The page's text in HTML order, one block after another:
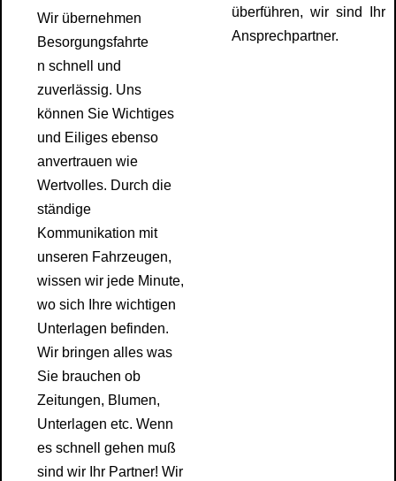
überführen, wir sind Ihr
Ansprechpartner.
Wir übernehmen
Besorgungsfahrte
n schnell und
zuverlässig. Uns
können Sie Wichtiges
und Eiliges ebenso
anvertrauen wie
Wertvolles. Durch die
ständige
Kommunikation mit
unseren Fahrzeugen,
wissen wir jede Minute,
wo sich Ihre wichtigen
Unterlagen befinden.
Wir bringen alles was
Sie brauchen ob
Zeitungen, Blumen,
Unterlagen etc. Wenn
es schnell gehen muß
sind wir Ihr Partner! Wir